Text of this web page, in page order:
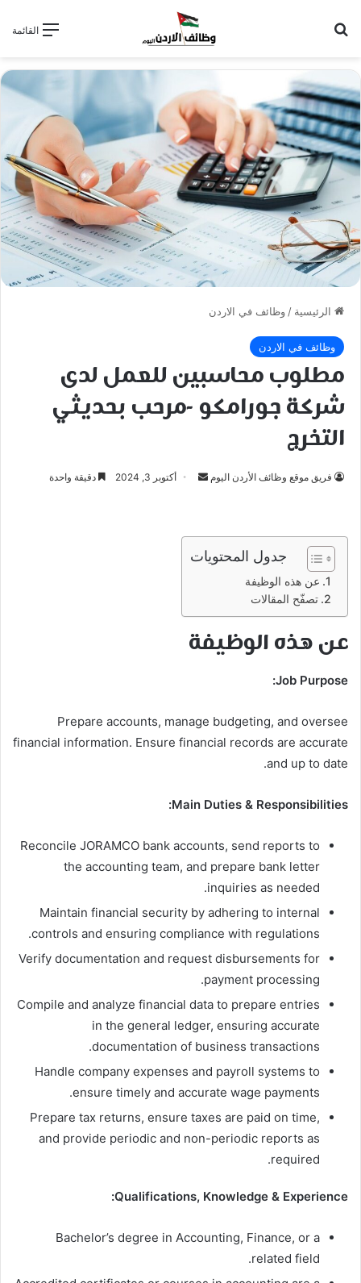
القائمة
الرئيسية / وظائف في الاردن
وظائف في الاردن
مطلوب محاسبين للعمل لدى
شركة جورامكو -مرحب بحديثي
التخرج
فريق موقع وظائف الأردن اليوم
أرسل أكتوبر 3, 2024 دقيقة واحدة
جدول المحتويات
عن هذه الوظيفة
تصفّح المقالات
عن هذه الوظيفة
Job Purpose:
Prepare accounts, manage budgeting, and oversee
financial information. Ensure financial records are accurate
and up to date.
Main Duties & Responsibilities:
Reconcile JORAMCO bank accounts, send reports to
the accounting team, and prepare bank letter
inquiries as needed.
Maintain financial security by adhering to internal
controls and ensuring compliance with regulations.
Verify documentation and request disbursements for
payment processing.
Compile and analyze financial data to prepare entries
in the general ledger, ensuring accurate
documentation of business transactions.
Handle company expenses and payroll systems to
ensure timely and accurate wage payments.
Prepare tax returns, ensure taxes are paid on time,
and provide periodic and non-periodic reports as
required.
Qualifications, Knowledge & Experience:
Bachelor’s degree in Accounting, Finance, or a
related field.